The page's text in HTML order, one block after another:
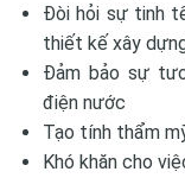
Đòi hỏi sự tinh
thiết kế xây
Đảm bảo sự
điện nước
Tạo tính thẩm
Khó khăn cho